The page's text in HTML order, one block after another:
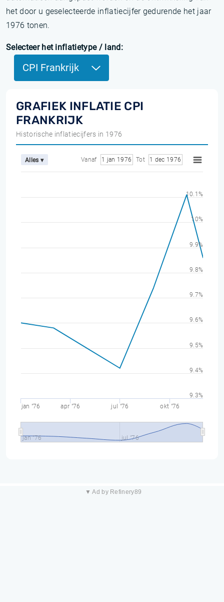
het door u geselecteerde inflatiecijfer gedurende het jaar
1976 tonen.
Selecteer het inflatietype / land:
CPI Frankrijk
GRAFIEK INFLATIE CPI
FRANKRIJK
Historische inflatiecijfers in 1976
Alles ▾ Vanaf 1 jan 1976 Tot 1 dec 1976
jan "76 apr "76 jul "76 okt "76
jan "76 jul "76
9.3%
9.4%
9.5%
9.6%
9.7%
9.8%
9.9%
10%
10.1%
▼ Ad by Refinery89